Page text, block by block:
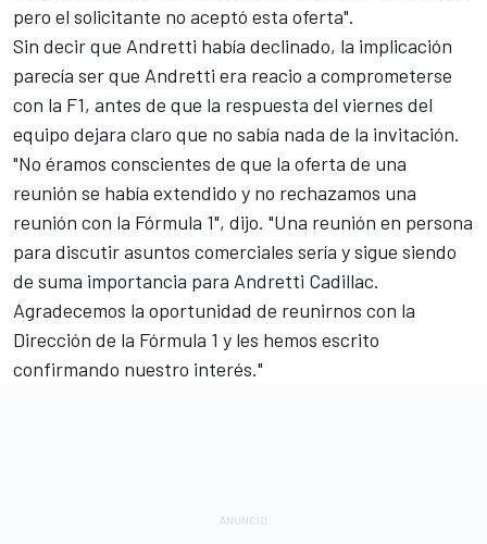
pero el solicitante no aceptó esta oferta".
Sin decir que Andretti había declinado, la implicación
parecía ser que Andretti era reacio a comprometerse
con la F1, antes de que la respuesta del viernes del
equipo dejara claro que no sabía nada de la invitación.
"No éramos conscientes de que la oferta de una
reunión se había extendido y no rechazamos una
reunión con la Fórmula 1", dijo. "Una reunión en persona
para discutir asuntos comerciales sería y sigue siendo
de suma importancia para Andretti Cadillac.
Agradecemos la oportunidad de reunirnos con la
Dirección de la Fórmula 1 y les hemos escrito
confirmando nuestro interés."